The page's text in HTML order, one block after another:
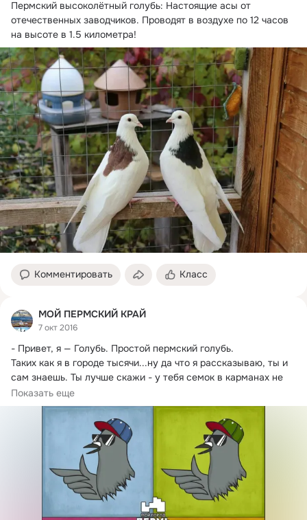
Пермский высоколётный голубь: Настоящие асы от
отечественных заводчиков. Проводят в воздухе по 12 часов
на высоте в 1.5 километра!
Комментировать Класс
МОЙ ПЕРМСКИЙ КРАЙ
7 окт 2016
- Привет, я — Голубь. Простой пермский голубь.
Таких как я в городе тысячи...ну да что я рассказываю, ты и
сам знаешь. Ты лучше скажи - у тебя семок в карманах не
завалялось? Нет? Жаль...
Показать еще